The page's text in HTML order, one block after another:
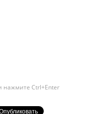
нажмите Ctrl+Enter